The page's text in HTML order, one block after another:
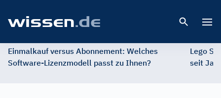
Einmalkauf versus Abonnement: Welches
Software-Lizenzmodell passt zu Ihnen?
Lego
seit